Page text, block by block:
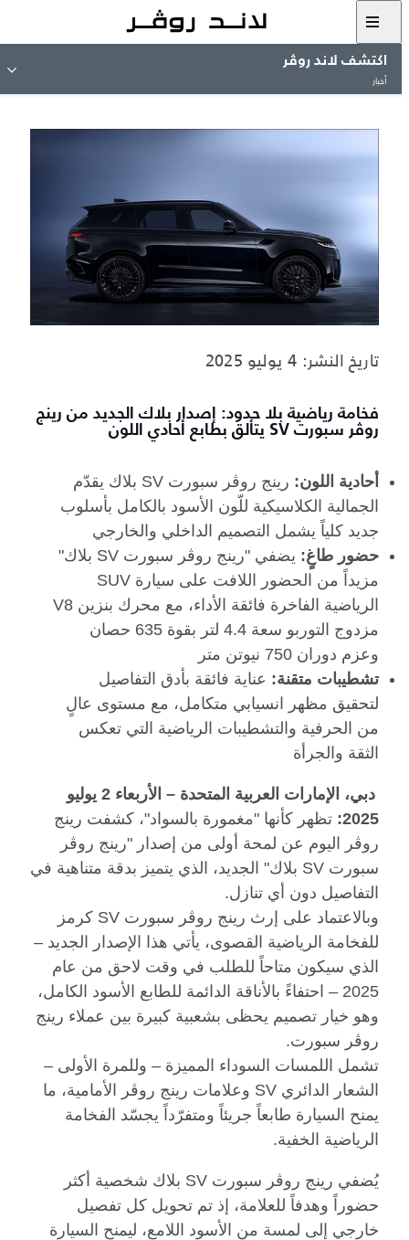
اكتشف لاند روڤر
أخبار
تاريخ النشر: 4 يوليو 2025
فخامة رياضية بلا حدود: إصدار بلاك الجديد من رينج
روڤر سبورت SV يتألق بطابع أحادي اللون
أحادية اللون: رينج روڤر سبورت SV بلاك يقدّم
الجمالية الكلاسيكية للّون الأسود بالكامل بأسلوب
جديد كلياً يشمل التصميم الداخلي والخارجي
حضور طاغٍ: يضفي "رينج روڤر سبورت SV بلاك"
مزيداً من الحضور اللافت على سيارة SUV
الرياضية الفاخرة فائقة الأداء، مع محرك بنزين V8
مزدوج التوربو سعة 4.4 لتر بقوة 635 حصان
وعزم دوران 750 نيوتن متر
تشطيبات متقنة: عناية فائقة بأدق التفاصيل
لتحقيق مظهر انسيابي متكامل، مع مستوى عالٍ
من الحرفية والتشطيبات الرياضية التي تعكس
الثقة والجرأة
دبي، الإمارات العربية المتحدة – الأربعاء 2 يوليو
2025: تظهر كأنها "مغمورة بالسواد"، كشفت رينج
روڤر اليوم عن لمحة أولى من إصدار "رينج روڤر
سبورت SV بلاك" الجديد، الذي يتميز بدقة متناهية في
التفاصيل دون أي تنازل.
وبالاعتماد على إرث رينج روڤر سبورت SV كرمز
للفخامة الرياضية القصوى، يأتي هذا الإصدار الجديد –
الذي سيكون متاحاً للطلب في وقت لاحق من عام
2025 – احتفاءً بالأناقة الدائمة للطابع الأسود الكامل،
وهو خيار تصميم يحظى بشعبية كبيرة بين عملاء رينج
روڤر سبورت.
تشمل اللمسات السوداء المميزة – وللمرة الأولى –
الشعار الدائري SV وعلامات رينج روڤر الأمامية، ما
يمنح السيارة طابعاً جريئاً ومتفرّداً يجسّد الفخامة
الرياضية الخفية.
يُضفي رينج روڤر سبورت SV بلاك شخصية أكثر
حضوراً وهدفاً للعلامة، إذ تم تحويل كل تفصيل
خارجي إلى لمسة من الأسود اللامع، ليمنح السيارة